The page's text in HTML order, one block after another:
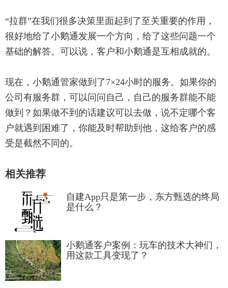
“拉群”在我们很多决策里面起到了至关重要的作用，
很好地给了小鹅通发展一个方向，给了这些问题一个
基础的解答。可以说，客户和小鹅通是互相成就的。
现在，小鹅通管家做到了7×24小时的服务。如果你的
公司有服务群，可以问问自己，自己的服务群能不能
做到？如果做不到的话建议可以去做，说不定哪个客
户就遇到困难了，你能及时帮助到他，这给客户的感
受是截然不同的。
相关推荐
自建App只是第一步，东方甄选的终局
是什么？
小鹅通客户案例：玩车的技术大神们，
用这款工具变现了？